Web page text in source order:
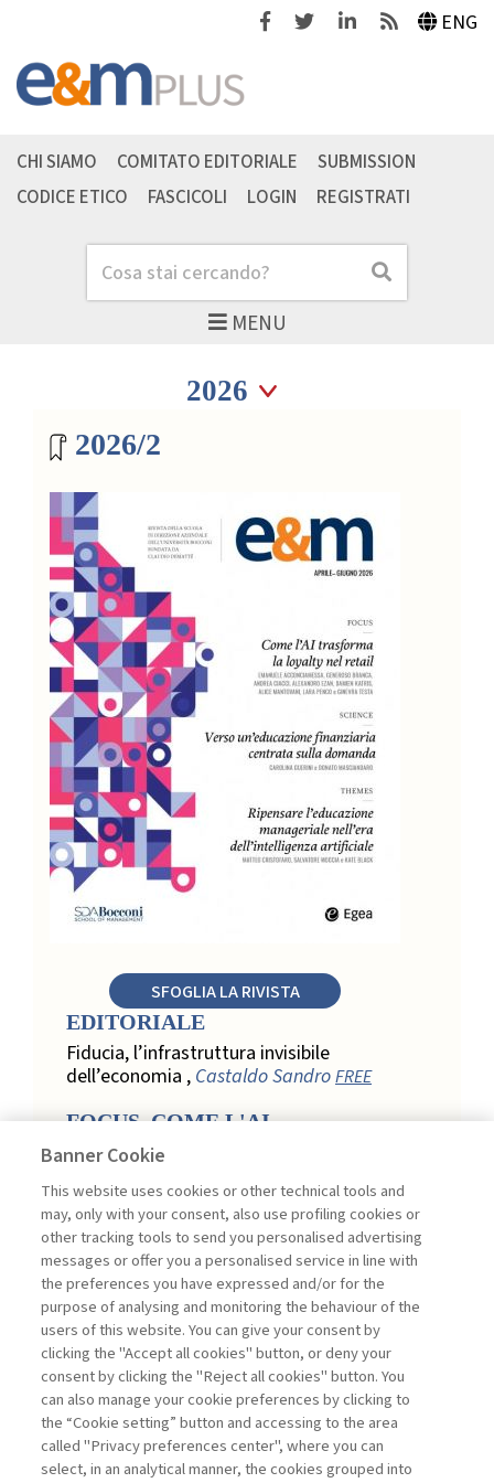
FacebookTwitterLinkedinFeeds ENG
MENU
Cerca Cerca
CHI SIAMO COMITATO EDITORIALE
SUBMISSION
CODICE ETICO
FASCICOLI LOGIN REGISTRATI
Archivio riviste
Seleziona annoSeleziona anno
2026/2
SFOGLIA LA RIVISTA
EDITORIALE
Fiducia, l’infrastruttura invisibile
dell’economia , Castaldo SandroFREE
FOCUS. COME L'AI
TRASFORMA LA LOYALTY
Relazione, personalizzazione e
misurazione: come l’AI trasforma la
loyalty nel retail ,Acconciamessa
Emanuele
Evidenze da uno studio qualitativo nel
retail: loyalty e fiducia nella
trasformazione digitale ,Penco Lara,
Testa Ginevra
Touchpoint ed enabler nella loyalty
digitale: un modello per progettare la
relazione con il cliente ,Ciacci Andrea,
Banner Cookie
This website uses cookies or other technical tools and
may, only with your consent, also use profiling cookies or
other tracking tools to send you personalised advertising
messages or offer you a personalised service in line with
the preferences you have expressed and/or for the
purpose of analysing and monitoring the behaviour of the
users of this website. You can give your consent by
clicking the "Accept all cookies" button, or deny your
consent by clicking the "Reject all cookies" button. You
can also manage your cookie preferences by clicking to
the “Cookie setting” button and accessing to the area
called "Privacy preferences center", where you can
select, in an analytical manner, the cookies grouped into